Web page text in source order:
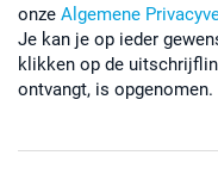
onze Algemene
Je kan je op ieder
klikken op de
ontvangt, is opgenomen.